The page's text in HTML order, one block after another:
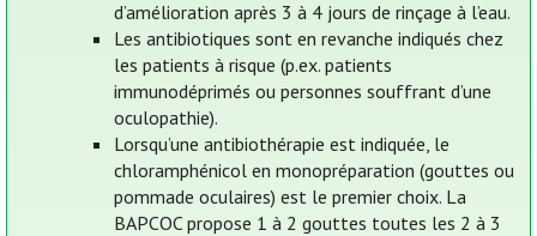
d’amélioration après 3 à 4 jours de rinçage à l’eau.
Les antibiotiques sont en revanche indiqués chez
les patients à risque (p.ex. patients
immunodéprimés ou personnes souffrant d’une
oculopathie).
Lorsqu’une antibiothérapie est indiquée, le
chloramphénicol en monopréparation (gouttes ou
pommade oculaires) est le premier choix. La
BAPCOC propose 1 à 2 gouttes toutes les 2 à 3